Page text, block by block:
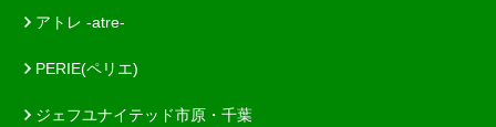
アトレ -atre-
PERIE(ペリエ)
ジェフユナイテッド市原・千葉